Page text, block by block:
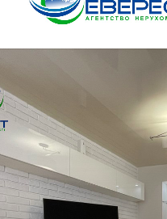
САЙТ АГЕНСТВА